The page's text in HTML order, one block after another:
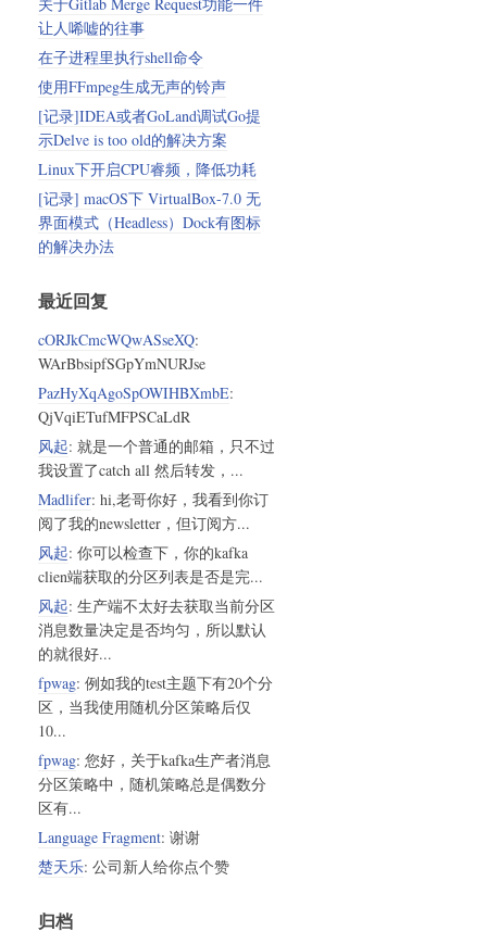
让人唏嘘的往事
在子进程里执行shell命令
使用FFmpeg生成无声的铃声
[记录]IDEA或者GoLand调试Go提
示Delve is too old的解决方案
Linux下开启CPU睿频，降低功耗
[记录] macOS下 VirtualBox-7.0 无
界面模式（Headless）Dock有图标
的解决办法
最近回复
cORJkCmcWQwASseXQ:
WArBbsipfSGpYmNURJse
PazHyXqAgoSpOWIHBXmbE:
QjVqiETufMFPSCaLdR
风起: 就是一个普通的邮箱，只不过
我设置了catch all 然后转发，...
Madlifer: hi,老哥你好，我看到你订
阅了我的newsletter，但订阅方...
风起: 你可以检查下，你的kafka
clien端获取的分区列表是否是完...
风起: 生产端不太好去获取当前分区
消息数量决定是否均匀，所以默认
的就很好...
fpwag: 例如我的test主题下有20个分
区，当我使用随机分区策略后仅
10...
fpwag: 您好，关于kafka生产者消息
分区策略中，随机策略总是偶数分
区有...
Language Fragment: 谢谢
楚天乐: 公司新人给你点个赞
归档